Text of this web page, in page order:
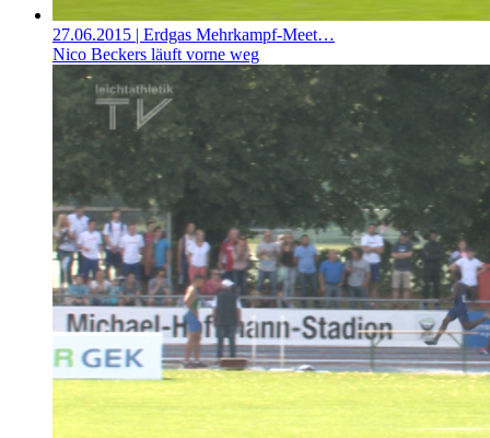
27.06.2015 | Erdgas Mehrkampf-Meet…
Nico Beckers läuft vorne weg